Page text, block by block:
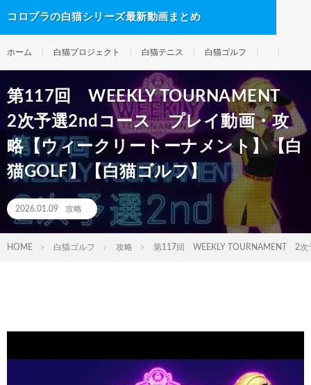
コロプラの白猫シリーズ最新動画まとめ
ホーム 白猫プロジェクト 白猫テニス 白猫ゴルフ
第117回 WEEKLY TOURNAMENT
2次予選2ndコース プレイ動画・攻
略【ウィークリートーナメント】【白
猫GOLF】【白猫ゴルフ】
2026.01.09 攻略
HOME 白猫ゴルフ 攻略 第117回 WEEKLY TOURNAMENT 2次